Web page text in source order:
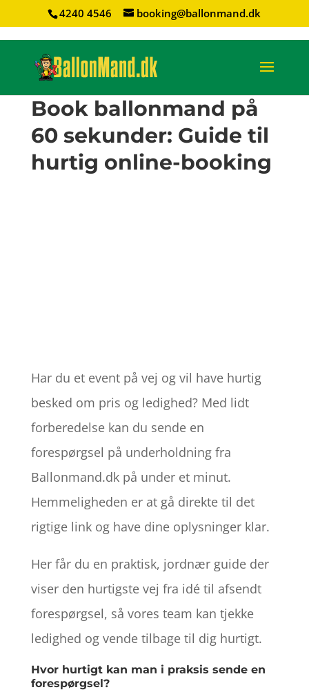
4240 4546 booking@ballonmand.dk
Book ballonmand på
60 sekunder: Guide til
hurtig online-booking
Har du et event på vej og vil have hurtig
besked om pris og ledighed? Med lidt
forberedelse kan du sende en
forespørgsel på underholdning fra
Ballonmand.dk på under et minut.
Hemmeligheden er at gå direkte til det
rigtige link og have dine oplysninger klar.
Her får du en praktisk, jordnær guide der
viser den hurtigste vej fra idé til afsendt
forespørgsel, så vores team kan tjekke
ledighed og vende tilbage til dig hurtigt.
Hvor hurtigt kan man i praksis sende en
forespørgsel?